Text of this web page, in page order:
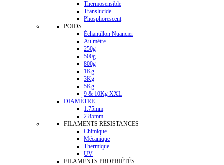
Thermosensible
Translucide
Phosphorescent
POIDS
Échantillon Nuancier
Au mètre
250g
500g
800g
1Kg
3Kg
5Kg
9 & 10Kg XXL
DIAMÈTRE
1.75mm
2.85mm
FILAMENTS RÉSISTANCES
Chimique
Mécanique
Thermique
UV
FILAMENTS PROPRIÉTÉS